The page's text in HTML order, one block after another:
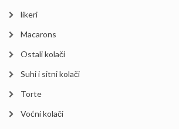
likeri
Macarons
Ostali kolači
Suhi i sitni kolači
Torte
Voćni kolači